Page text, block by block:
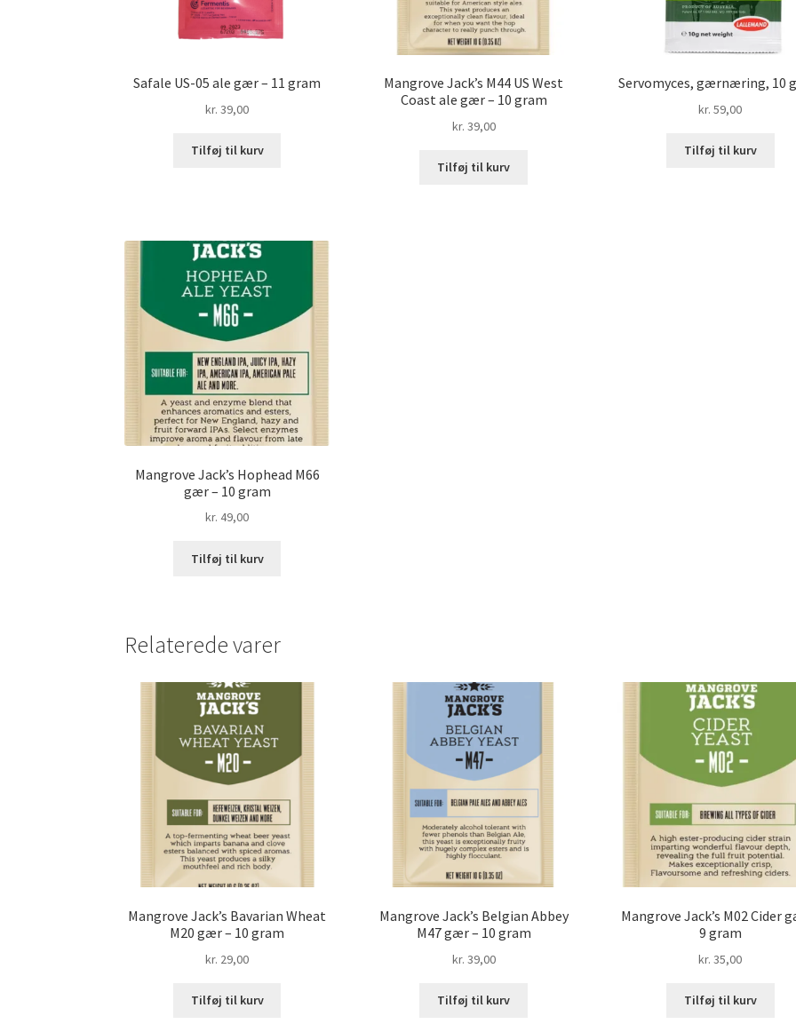
Safale US-05 ale gær – 11 gram
kr. 39,00
Tilføj til kurv
Mangrove Jack’s M44 US West
Coast ale gær – 10 gram
kr. 39,00
Tilføj til kurv
Servomyces, gærnæring, 10
kr. 59,00
Tilføj til kurv
Mangrove Jack’s Hophead M66
gær – 10 gram
kr. 49,00
Tilføj til kurv
Relaterede varer
Mangrove Jack’s Bavarian Wheat
M20 gær – 10 gram
kr. 29,00
Tilføj til kurv
Mangrove Jack’s Belgian Abbey
M47 gær – 10 gram
kr. 39,00
Tilføj til kurv
Mangrove Jack’s M02 Cider
9 gram
kr. 35,00
Tilføj til kurv